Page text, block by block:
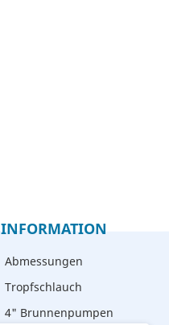
INFORMATION
Abmessungen
Tropfschlauch
4" Brunnenpumpen